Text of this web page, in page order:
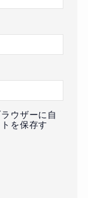
ウザーに自
を保存す